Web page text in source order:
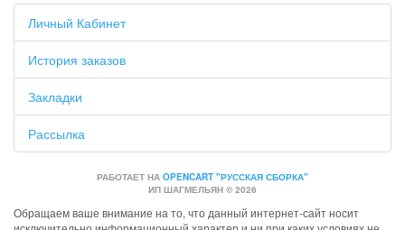
Личный Кабинет
История заказов
Закладки
Рассылка
РАБОТАЕТ НА OPENCART "РУССКАЯ СБОРКА"
ИП ШАГМЕЛЬЯН © 2026
Обращаем ваше внимание на то, что данный интернет-сайт носит